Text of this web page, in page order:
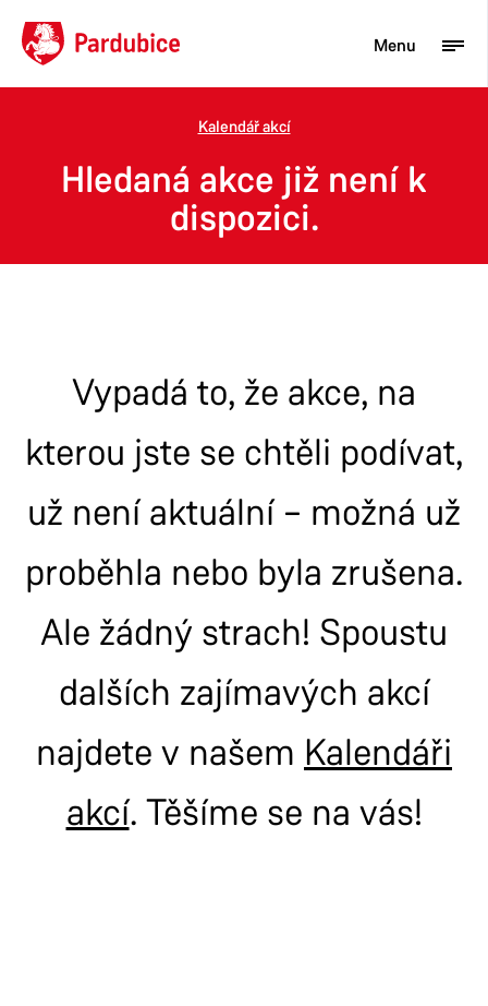
Turista
Aktuality
Kalendář akcí
Hledaná akce již není k
dispozici.
Vypadá to, že akce, na
kterou jste se chtěli podívat,
už není aktuální – možná už
proběhla nebo byla zrušena.
Ale žádný strach! Spoustu
dalších zajímavých akcí
najdete v našem Kalendáři
akcí. Těšíme se na vás!
Menu